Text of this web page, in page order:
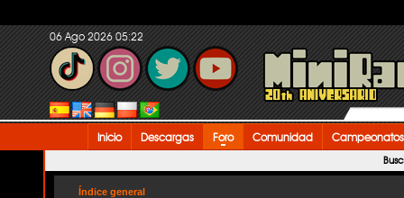
06 Ago 2026 05:22
Inicio Descargas Foro Comunidad Campeonatos
Índice general